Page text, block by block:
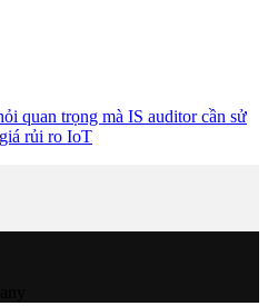
quan trọng mà IS auditor cần sử
rủi ro IoT